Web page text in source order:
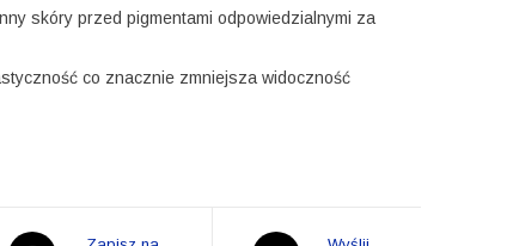
skóry przed pigmentami odpowiedzialnymi za
co znacznie zmniejsza widoczność